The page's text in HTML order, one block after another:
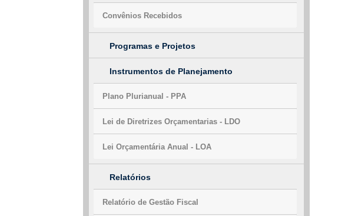
Convênios Recebidos
Programas e Projetos
Instrumentos de Planejamento
Plano Plurianual - PPA
Lei de Diretrizes Orçamentarias - LDO
Lei Orçamentária Anual - LOA
Relatórios
Relatório de Gestão Fiscal